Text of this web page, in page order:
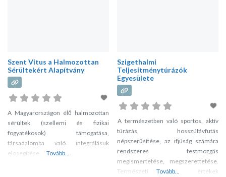
Szent Vitus a Halmozottan
Sérültekért Alapítvány
A Magyarországon élő halmozottan
sérültek (szellemi és fizikai
fogyatékosok) támogatása,
társadalomba való integrálásuk
elosegítése.
Tovább...
Szigethalmi
Teljesítménytúrázók
Egyesülete
A természetben való sportos, aktív
túrázás, hosszútávfutás
népszerűsítése, az ifjúság számára
rendszeres testmozgás
megismertetése, megszerettetése.
Természeti értékek
Tovább...